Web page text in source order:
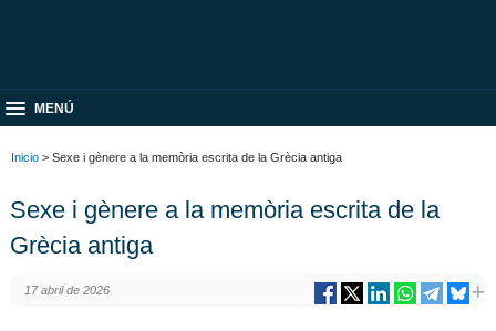
MENÚ
Inicio > Sexe i gènere a la memòria escrita de la Grècia antiga
Sexe i gènere a la memòria escrita de la
Grècia antiga
17 abril de 2026